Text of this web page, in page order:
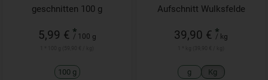
geschnitten 100 g
5,99 € *
/ 100 g
100 g
Aufschnitt Wulksfelde
39,90 € *
/ kg
g Kg